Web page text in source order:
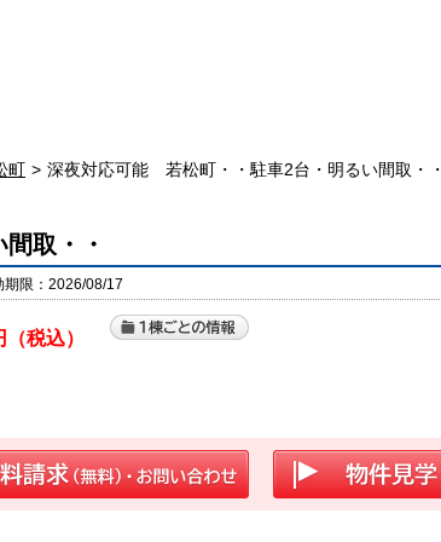
町 深夜対応可能 若松町・・駐車2台・明るい間取・・
取・・
限：2026/08/17
（税込）